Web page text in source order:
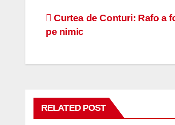
Navigare
în
articole
Curtea de Conturi: Rafo a
pe nimic
RELATED POST